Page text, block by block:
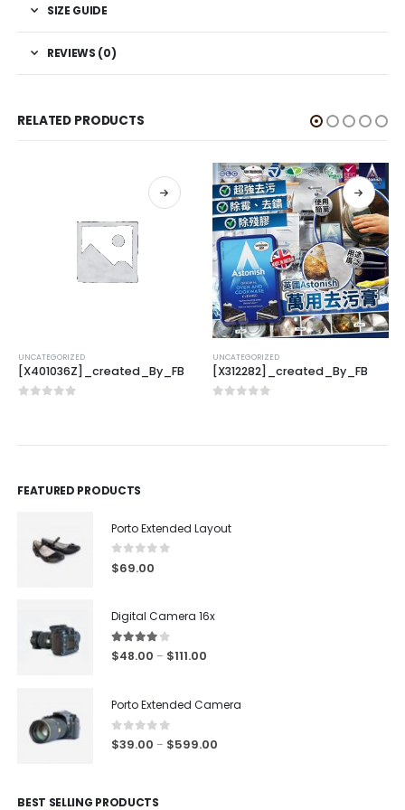
SIZE GUIDE
REVIEWS (0)
RELATED PRODUCTS
UNCATEGORIZED
[X401036Z]_created_By_FB
UNCATEGORIZED
[X312282]_created_By_FB
FEATURED PRODUCTS
Porto Extended Layout
0 out of 5
$69.00
Digital Camera 16x
4.00out of 5
$48.00 – $111.00
Porto Extended Camera
0out of 5
$39.00 – $599.00
BEST SELLING PRODUCTS